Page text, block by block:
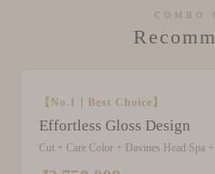
COMBO
【No.1｜Best Choice】
Effortless Gloss Design
Cut + Care Color + Davines Head Spa